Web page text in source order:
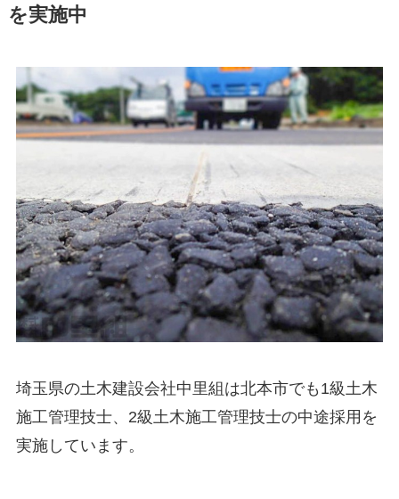
を実施中
埼玉県の土木建設会社中里組は北本市でも1級土木
施工管理技士、2級土木施工管理技士の中途採用を
実施しています。